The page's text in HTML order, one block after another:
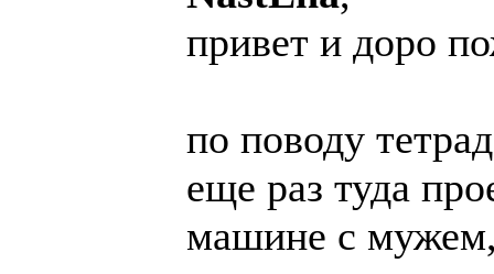
привет и доро
по поводу
еще раз туда
машине с